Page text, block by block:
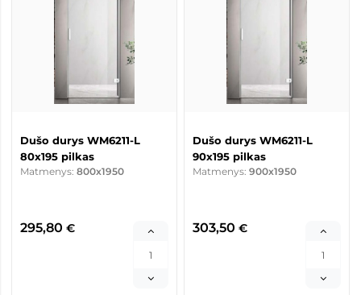
Dušo durys WM6211-L
80x195 pilkas
Matmenys: 800x1950
295,80 €
Dušo durys WM6211-L
90x195 pilkas
Matmenys: 900x1950
303,50 €